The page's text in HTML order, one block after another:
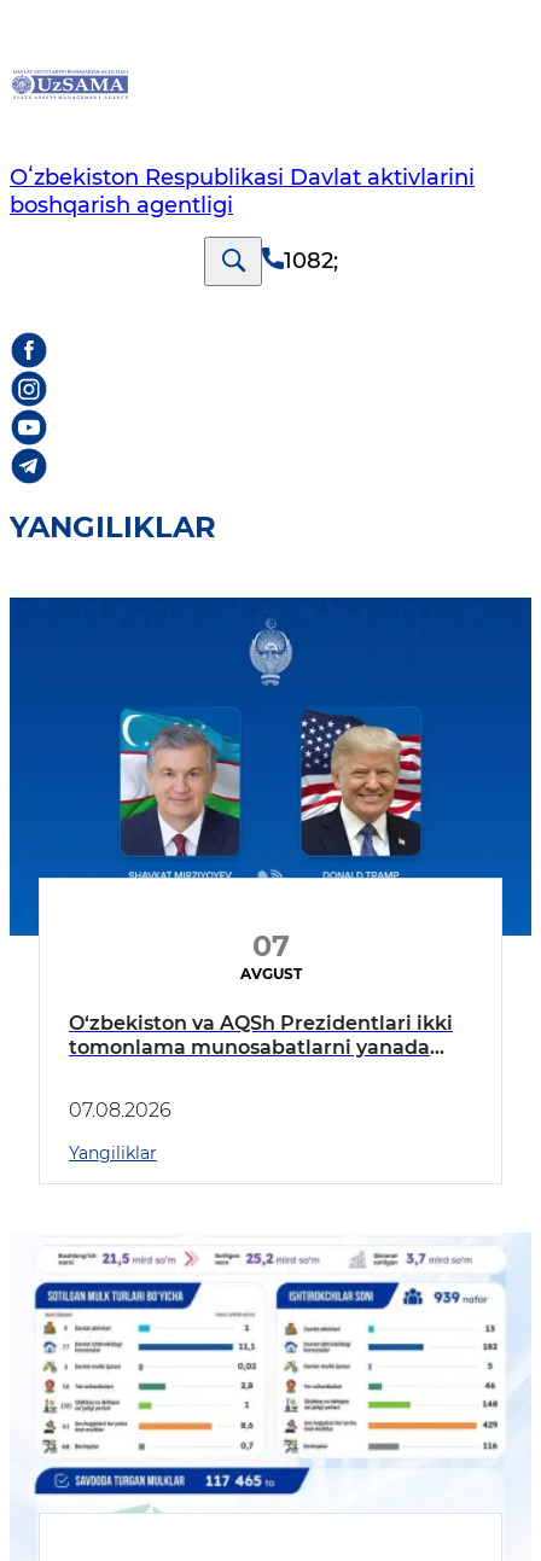
Oʻzbekiston Respublikasi Davlat aktivlarini
boshqarish agentligi
1082;
YANGILIKLAR
07
AVGUST
O‘zbekiston va AQSh Prezidentlari ikki
tomonlama munosabatlarni yanada
07.08.2026
Yangiliklar